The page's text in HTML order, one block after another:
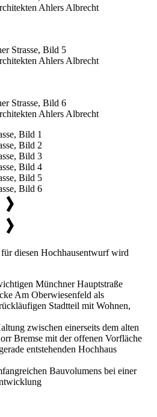
Ahlers Albrecht
Ahlers Albrecht
Ahlers Albrecht
diesen Hochhausentwurf wird
Münchner Hauptstraße
Am Oberwiesenfeld als
Stadtteil mit Wohnen,
zwischen einerseits dem alten
Bremse mit der offenen Vorfläche
entstehenden Hochhaus
Bauvolumens bei einer